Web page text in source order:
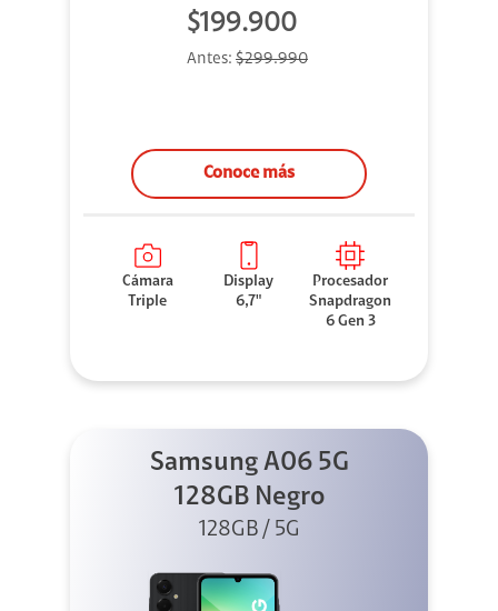
$199.900
Antes: $299.990
Conoce más
Cámara
Triple
Display
6,7"
Procesador
Snapdragon
6 Gen 3
Samsung A06 5G
128GB Negro
128GB / 5G